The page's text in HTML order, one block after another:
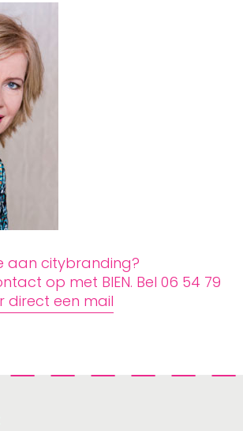
aan citybranding?
op met BIEN. Bel 06 54 79
direct een mail